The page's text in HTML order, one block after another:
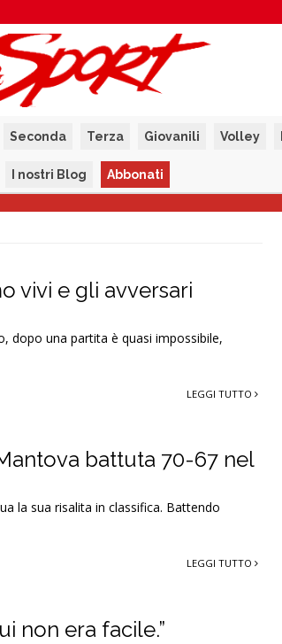
Seconda Terza Giovanili Volley
I nostri Blog Abbonati
vivi e gli avversari
dopo una partita è quasi impossibile,
LEGGI TUTTO
battuta 70-67 nel
la sua risalita in classifica. Battendo
LEGGI TUTTO
non era facile.”